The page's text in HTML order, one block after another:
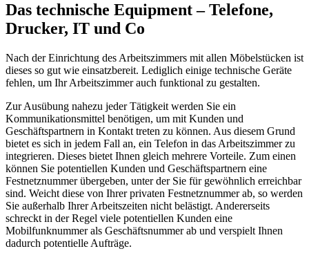
Das technische Equipment – Telefone,
Drucker, IT und Co
Nach der Einrichtung des Arbeitszimmers mit allen Möbelstücken ist
dieses so gut wie einsatzbereit. Lediglich einige technische Geräte
fehlen, um Ihr Arbeitszimmer auch funktional zu gestalten.
Zur Ausübung nahezu jeder Tätigkeit werden Sie ein
Kommunikationsmittel benötigen, um mit Kunden und
Geschäftspartnern in Kontakt treten zu können. Aus diesem Grund
bietet es sich in jedem Fall an, ein Telefon in das Arbeitszimmer zu
integrieren. Dieses bietet Ihnen gleich mehrere Vorteile. Zum einen
können Sie potentiellen Kunden und Geschäftspartnern eine
Festnetznummer übergeben, unter der Sie für gewöhnlich erreichbar
sind. Weicht diese von Ihrer privaten Festnetznummer ab, so werden
Sie außerhalb Ihrer Arbeitszeiten nicht belästigt. Andererseits
schreckt in der Regel viele potentiellen Kunden eine
Mobilfunknummer als Geschäftsnummer ab und verspielt Ihnen
dadurch potentielle Aufträge.